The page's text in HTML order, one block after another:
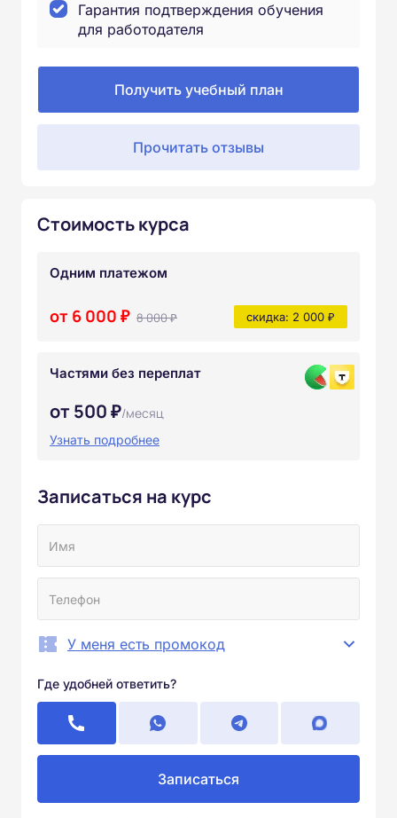
Гарантия подтверждения обучения
для работодателя
Получить учебный план
Прочитать отзывы
Стоимость курса
Одним платежом
от 6 000 ₽ 8 000 ₽ скидка: 2 000 ₽
Частями без переплат
от 500 ₽/месяц
Узнать подробнее
Записаться на курс
У меня есть промокод
Где удобней ответить?
Записаться